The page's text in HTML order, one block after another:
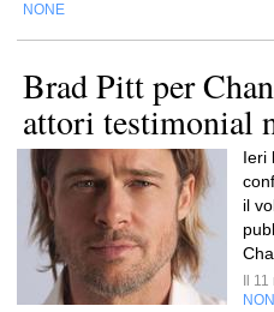
NONE
Brad Pitt per
attori testimonial
Ieri
il
Il